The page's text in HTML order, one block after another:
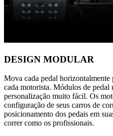
DESIGN MODULAR
Mova cada pedal horizontalmente
cada motorista. Módulos de pedal
personalização muito fácil. Os
configuração de seus carros de
posicionamento dos pedais em
correr como os profissionais.